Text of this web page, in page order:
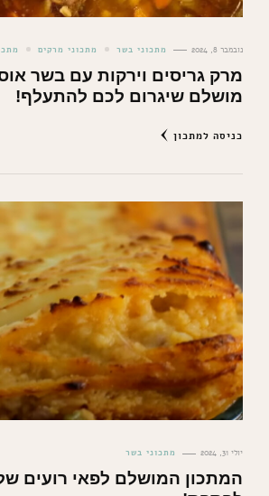
נובמבר 8, 2024 מתכוני בשר מתכוני מרקים
מרק גריסים וירקות עם בשר
מושלם שיגרום לכם להתעלף!
כניסה למתכון
יולי 31, 2024 מתכוני בשר
המתכון המושלם לפאי רועים